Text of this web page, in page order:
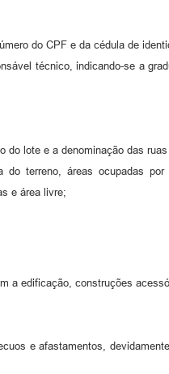
do CPF e da cédula de
técnico, indicando-se a
lote e a denominação das
terreno, áreas ocupadas
e área livre;
a edificação, construções
e afastamentos,